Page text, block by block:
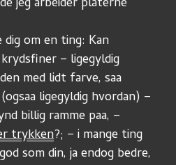
om en ting: Kan
– ligegyldig
med lidt farve, saa
ligegyldig hvordan) –
billig ramme paa, –
trykken?; – i mange ting
som din, ja endog bedre,